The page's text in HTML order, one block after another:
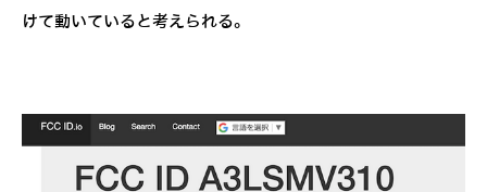
けて動いていると考えられる。